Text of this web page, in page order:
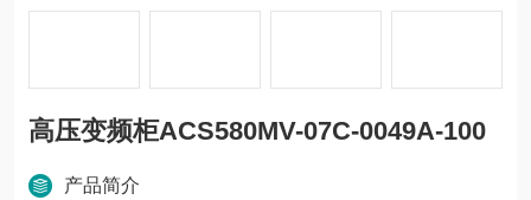
高压变频柜ACS580MV-07C-0049A-100
产品简介